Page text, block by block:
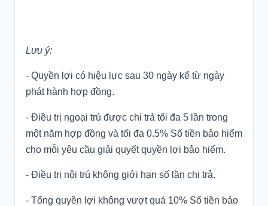
Lưu ý:
- Quyền lợi có hiệu lực sau 30 ngày kể từ ngày
phát hành hợp đồng.
- Điều trị ngoại trú được chi trả tối đa 5 lần trong
một năm hợp đồng và tối đa 0.5% Số tiền bảo hiểm
cho mỗi yêu cầu giải quyết quyền lợi bảo hiểm.
- Điều trị nội trú không giới hạn số lần chi trả.
- Tổng quyền lợi không vượt quá 10% Số tiền bảo